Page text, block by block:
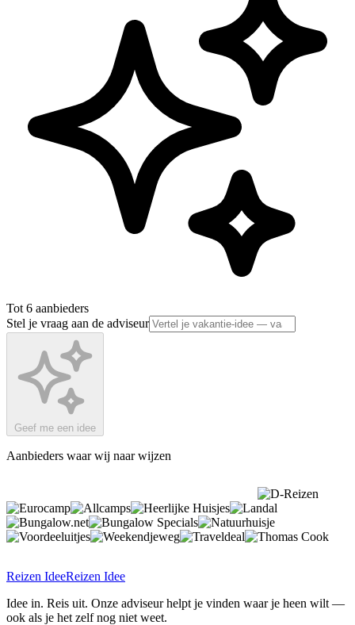
Tot 6 aanbieders
Stel je vraag aan de adviseur
Geef me een idee
Aanbieders waar wij naar wijzen
Reizen IdeeReizen Idee
Idee in. Reis uit. Onze adviseur helpt je vinden waar je heen wilt —
ook als je het zelf nog niet weet.